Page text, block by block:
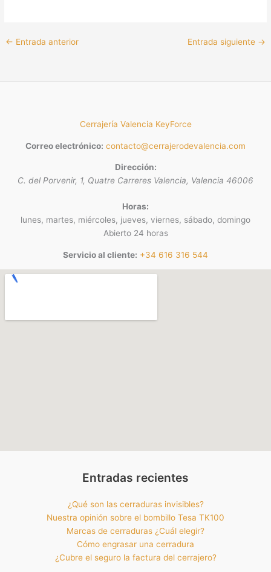
← Entrada anterior Entrada siguiente →
Cerrajería Valencia KeyForce
Correo electrónico: contacto@cerrajerodevalencia.com
Dirección:
C. del Porvenir, 1, Quatre Carreres Valencia, Valencia 46006
Horas:
lunes, martes, miércoles, jueves, viernes, sábado, domingo
Abierto 24 horas
Servicio al cliente: +34 616 316 544
Entradas recientes
¿Qué son las cerraduras invisibles?
Nuestra opinión sobre el bombillo Tesa TK100
Marcas de cerraduras ¿Cuál elegir?
Cómo engrasar una cerradura
¿Cubre el seguro la factura del cerrajero?